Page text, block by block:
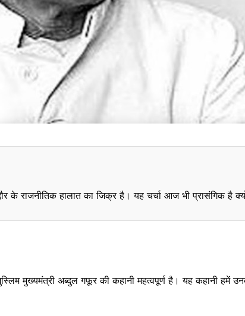
राजनीतिक हालात का जिक्र है। यह चर्चा आज भी प्रासंगिक है
मुख्यमंत्री अब्दुल गफूर की कहानी महत्वपूर्ण है। यह कहानी हमें